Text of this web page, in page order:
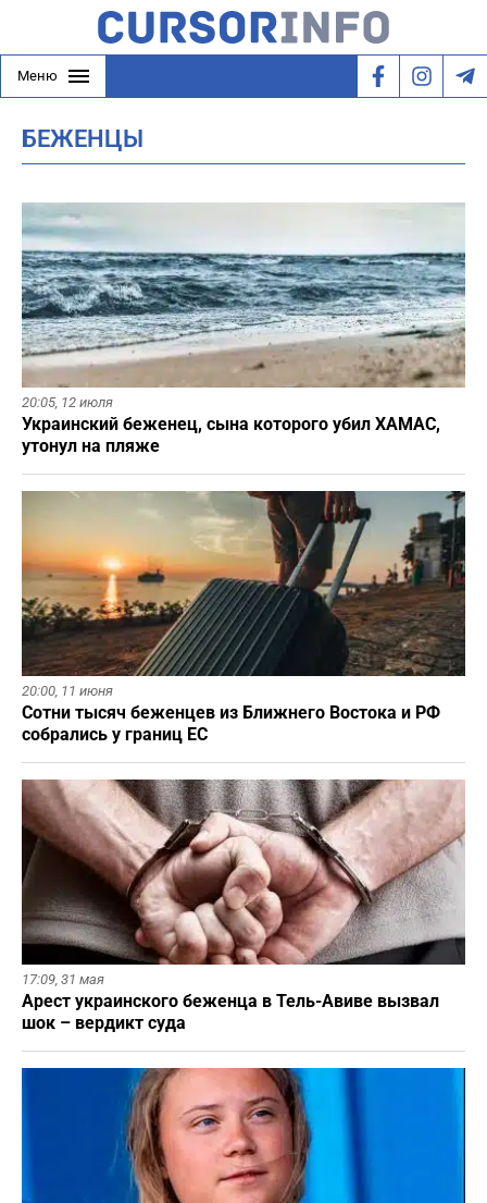
Меню
БЕЖЕНЦЫ
20:05, 12 июля
Украинский беженец, сына которого убил ХАМАС,
утонул на пляже
20:00, 11 июня
Сотни тысяч беженцев из Ближнего Востока и РФ
собрались у границ ЕС
17:09, 31 мая
Арест украинского беженца в Тель-Авиве вызвал
шок – вердикт суда